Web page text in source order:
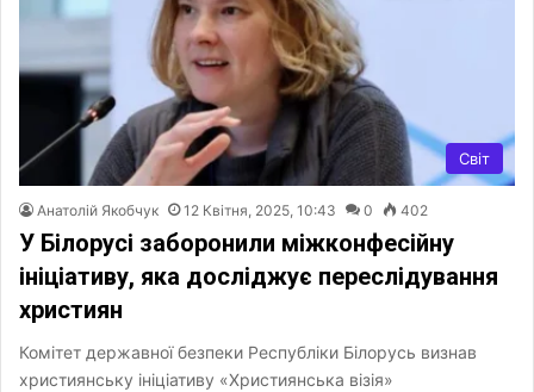
Світ
Анатолій Якобчук 12 Квітня, 2025, 10:43 0 402
У Білорусі заборонили міжконфесійну
ініціативу, яка досліджує переслідування
християн
Комітет державної безпеки Республіки Білорусь визнав
християнську ініціативу «Християнська візія»